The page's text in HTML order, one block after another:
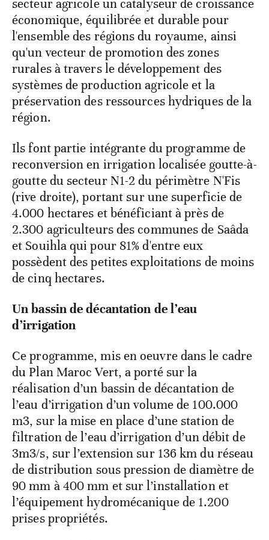
secteur agricole un catalyseur de croissance
économique, équilibrée et durable pour
l'ensemble des régions du royaume, ainsi
qu'un vecteur de promotion des zones
rurales à travers le développement des
systèmes de production agricole et la
préservation des ressources hydriques de la
région.
Ils font partie intégrante du programme de
reconversion en irrigation localisée goutte-à-
goutte du secteur N1-2 du périmètre N'Fis
(rive droite), portant sur une superficie de
4.000 hectares et bénéficiant à près de
2.300 agriculteurs des communes de Saâda
et Souihla qui pour 81% d'entre eux
possèdent des petites exploitations de moins
de cinq hectares.
Un bassin de décantation de l’eau
d’irrigation
Ce programme, mis en oeuvre dans le cadre
du Plan Maroc Vert, a porté sur la
réalisation d’un bassin de décantation de
l’eau d’irrigation d’un volume de 100.000
m3, sur la mise en place d’une station de
filtration de l’eau d’irrigation d’un débit de
3m3/s, sur l’extension sur 136 km du réseau
de distribution sous pression de diamètre de
90 mm à 400 mm et sur l’installation et
l’équipement hydromécanique de 1.200
prises propriétés.